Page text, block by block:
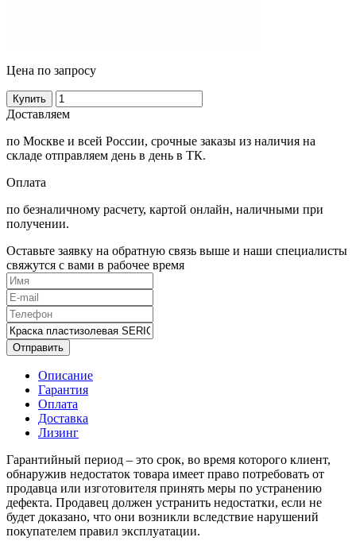
Цена по запросу
Купить
Доставляем
по Москве и всей России, срочные заказы из наличия на
складе отправляем день в день в ТК.
Оплата
по безналичному расчету, картой онлайн, наличными при
получении.
Оставьте заявку на обратную связь выше и наши специалисты
свяжутся с вами в рабочее время
Отправить
Описание
Гарантия
Оплата
Доставка
Лизинг
Гарантийный период – это срок, во время которого клиент,
обнаружив недостаток товара имеет право потребовать от
продавца или изготовителя принять меры по устранению
дефекта. Продавец должен устранить недостатки, если не
будет доказано, что они возникли вследствие нарушений
покупателем правил эксплуатации.